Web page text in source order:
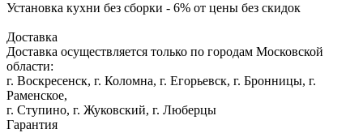
Установка кухни без сборки - 6% от цены без скидок
Доставка
Доставка осуществляется только по городам Московской
области:
г. Воскресенск, г. Коломна, г. Егорьевск, г. Бронницы, г.
Раменское,
г. Ступино, г. Жуковский, г. Люберцы
Гарантия